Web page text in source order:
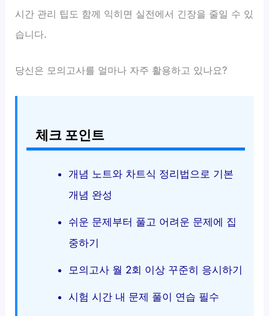
시간 관리 팁도 함께 익히면 실전에서 긴장을 줄일 수 있
습니다.
당신은 모의고사를 얼마나 자주 활용하고 있나요?
체크 포인트
개념 노트와 차트식 정리법으로 기본
개념 완성
쉬운 문제부터 풀고 어려운 문제에 집
중하기
모의고사 월 2회 이상 꾸준히 응시하기
시험 시간 내 문제 풀이 연습 필수